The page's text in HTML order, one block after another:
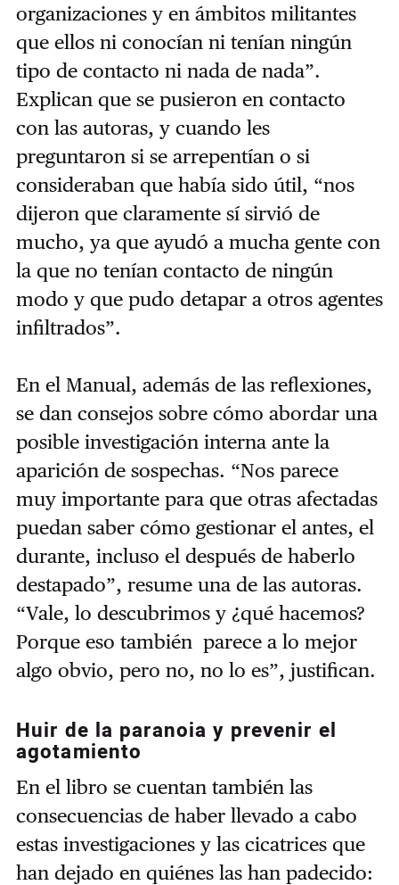
organizaciones y en ámbitos militantes
que ellos ni conocían ni tenían ningún
tipo de contacto ni nada de nada”.
Explican que se pusieron en contacto
con las autoras, y cuando les
preguntaron si se arrepentían o si
consideraban que había sido útil, “nos
dijeron que claramente sí sirvió de
mucho, ya que ayudó a mucha gente con
la que no tenían contacto de ningún
modo y que pudo detapar a otros agentes
infiltrados”.
En el Manual, además de las reflexiones,
se dan consejos sobre cómo abordar una
posible investigación interna ante la
aparición de sospechas. “Nos parece
muy importante para que otras afectadas
puedan saber cómo gestionar el antes, el
durante, incluso el después de haberlo
destapado”, resume una de las autoras.
“Vale, lo descubrimos y ¿qué hacemos?
Porque eso también parece a lo mejor
algo obvio, pero no, no lo es”, justifican.
Huir de la paranoia y prevenir el
agotamiento
En el libro se cuentan también las
consecuencias de haber llevado a cabo
estas investigaciones y las cicatrices que
han dejado en quiénes las han padecido: